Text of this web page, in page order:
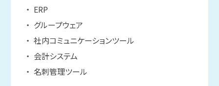
ERP
グループウェア
社内コミュニケーションツール
会計システム
名刺管理ツール